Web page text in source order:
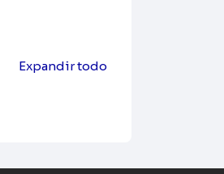
Expandir todo